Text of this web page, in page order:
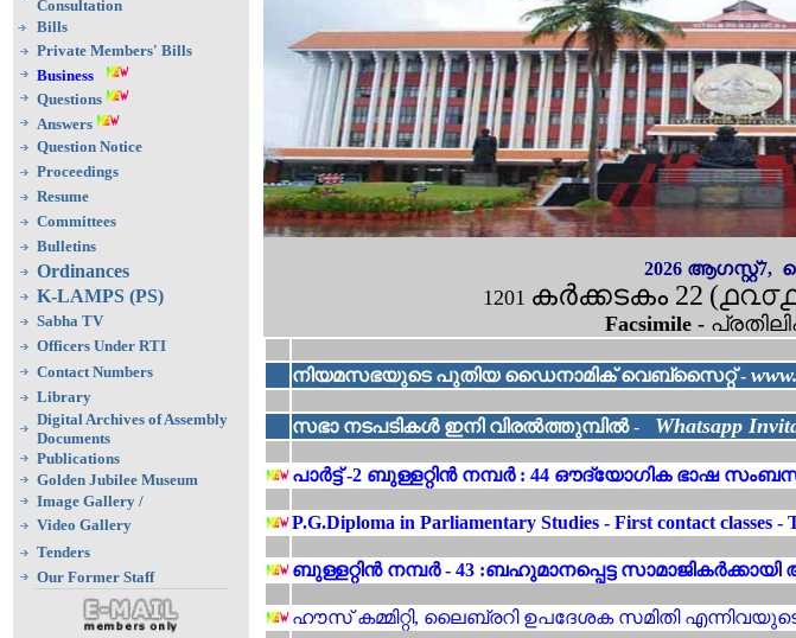
Consultation
Bills
Private Members' Bills
Business
Questions
Answers
Question Notice
Proceedings
Resume
Committees
Bulletins
Ordinances
K-LAMPS (PS)
Sabha TV
Officers Under RTI
Contact Numbers
Library
Digital Archives of Assembly
Documents
Publications
Golden Jubilee Museum
Image Gallery /
Video Gallery
Tenders
Our Former Staff
2026 ആഗസ്റ്റ്7,
1201 കര്‍ക്കടകം 22
Facsimile -
നിയമസഭയുടെ പുതിയ ഡൈനാമിക് വെബ്സൈറ്റ് -
സഭാ നടപടികൾ ഇനി വിരൽത്തുമ്പിൽ - Whatsapp
പാർട്ട് -2 ബുള്ളറ്റിൻ നമ്പർ : 44 ഔദ്യോഗിക ഭാഷ
P.G.Diploma in Parliamentary Studies - First contact classes
ബുള്ളറ്റിൻ നമ്പർ - 43 :ബഹുമാനപ്പെട്ട
ഹൗസ് കമ്മിറ്റി, ലൈബ്രറി ഉപദേശക സമിതി